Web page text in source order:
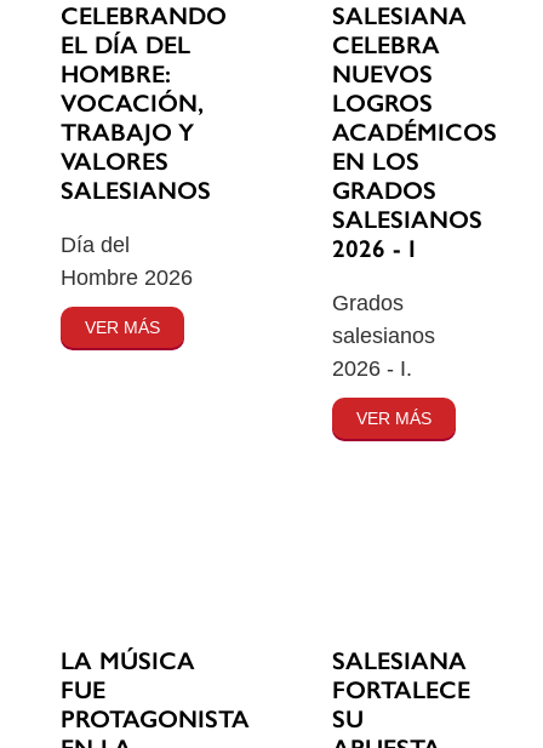
CELEBRANDO
EL DÍA DEL
HOMBRE:
VOCACIÓN,
TRABAJO Y
VALORES
SALESIANOS
Día del
Hombre 2026
VER MÁS
SALESIANA
CELEBRA
NUEVOS
LOGROS
ACADÉMICOS
EN LOS
GRADOS
SALESIANOS
2026 - I
Grados
salesianos
2026 - I.
VER MÁS
LA MÚSICA
FUE
PROTAGONISTA
SALESIANA
FORTALECE
SU